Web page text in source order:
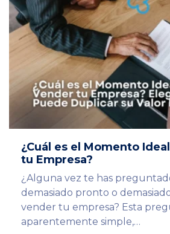
¿Cuál es el Momento
tu Empresa?
¿Alguna vez te has
demasiado pronto o
vender tu empresa? Esta
aparentemente simple,…